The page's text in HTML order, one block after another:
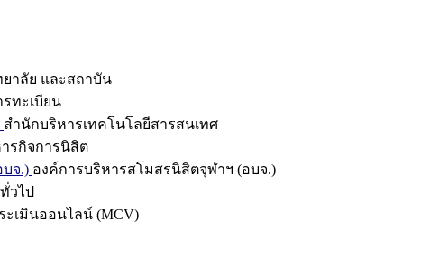
าลัย และสถาบัน
ทะเบียน
สำนักบริหารเทคโนโลยีสารสนเทศ
รกิจการนิสิต
จ.) องค์การบริหารสโมสรนิสิตจุฬาฯ (อบจ.)
วไป
ะเมินออนไลน์ (MCV)